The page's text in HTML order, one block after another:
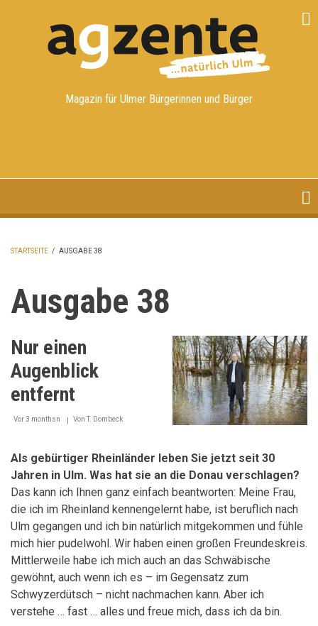
Magazin für Ulmer Bürgerinnen und Bürger
STARTSEITE / AUSGABE 38
Ausgabe 38
Nur einen
Augenblick
entfernt
Vor 3 monthsn VonT. Dombeck
Als gebürtiger Rheinländer leben Sie jetzt seit 30
Jahren in Ulm. Was hat sie an die Donau verschlagen?
Das kann ich Ihnen ganz einfach beantworten: Meine Frau,
die ich im Rheinland kennengelernt habe, ist beruflich nach
Ulm gegangen und ich bin natürlich mitgekommen und fühle
mich hier pudelwohl. Wir haben einen großen Freundeskreis.
Mittlerweile habe ich mich auch an das Schwäbische
gewöhnt, auch wenn ich es – im Gegensatz zum
Schwyzerdütsch – nicht nachmachen kann. Aber ich
verstehe … fast … alles und freue mich, dass ich da bin.